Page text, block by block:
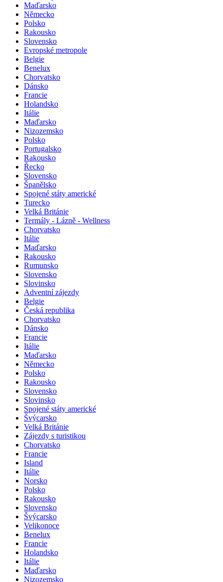
Maďarsko
Německo
Polsko
Rakousko
Slovensko
Evropské metropole
Belgie
Benelux
Chorvatsko
Dánsko
Francie
Holandsko
Itálie
Maďarsko
Nizozemsko
Polsko
Portugalsko
Rakousko
Řecko
Slovensko
Španělsko
Spojené státy americké
Turecko
Velká Británie
Termály - Lázně - Wellness
Chorvatsko
Itálie
Maďarsko
Rakousko
Rumunsko
Slovensko
Slovinsko
Adventní zájezdy
Belgie
Česká republika
Chorvatsko
Dánsko
Francie
Itálie
Maďarsko
Německo
Polsko
Rakousko
Slovensko
Slovinsko
Spojené státy americké
Švýcarsko
Velká Británie
Zájezdy s turistikou
Chorvatsko
Francie
Island
Itálie
Norsko
Polsko
Rakousko
Slovensko
Švýcarsko
Velikonoce
Benelux
Francie
Holandsko
Itálie
Maďarsko
Nizozemsko